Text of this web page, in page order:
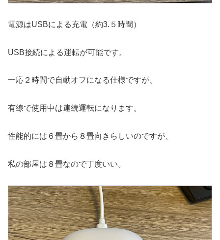
電源はUSBによる充電（約3.５時間）
USB接続による運転が可能です。
一応２時間で自動オフになる仕様ですが、
有線で使用中は連続運転になります。
性能的には６畳から８畳向きらしいのですが、
私の部屋は８畳なので丁度いい。